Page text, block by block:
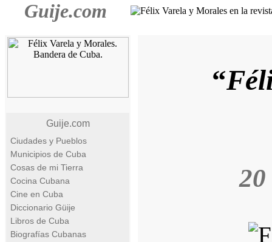
Guije.com
Guije.com
Ciudades y Pueblos
Municipios de Cuba
Cosas de mi Tierra
Cocina Cubana
Cine en Cuba
Diccionario Güije
Libros de Cuba
Biografías Cubanas
“
20